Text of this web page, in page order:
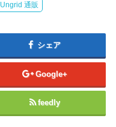
Ungrid 通販
シェア
Google+
feedly